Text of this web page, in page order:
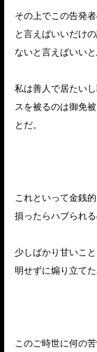
その上でこの告発
と言えばいいだけ
ないと言えばいいと
私は善人で居たい
スを被るのは御免
とだ。
これといって金銭
損ったらハブられる
少しばかり甘いこ
明せずに煽り立て
このご時世に何の